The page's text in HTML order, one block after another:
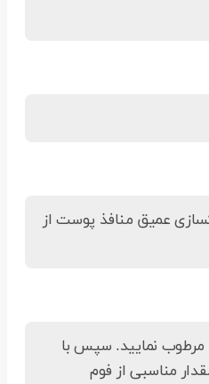
عمیق منافذ پوست از
مرطوب نمایید. سپس با
مناسبی از فوم